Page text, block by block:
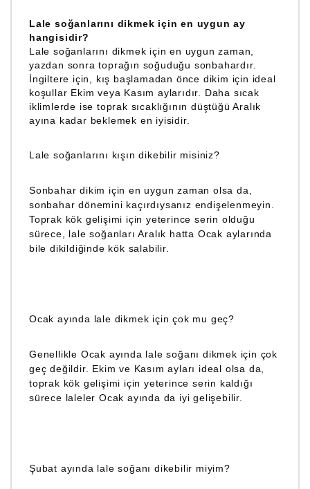
Lale soğanlarını dikmek için en uygun ay
hangisidir?
Lale soğanlarını dikmek için en uygun zaman,
yazdan sonra toprağın soğuduğu sonbahardır.
İngiltere için, kış başlamadan önce dikim için ideal
koşullar Ekim veya Kasım aylarıdır. Daha sıcak
iklimlerde ise toprak sıcaklığının düştüğü Aralık
ayına kadar beklemek en iyisidir.
Lale soğanlarını kışın dikebilir misiniz?
Sonbahar dikim için en uygun zaman olsa da,
sonbahar dönemini kaçırdıysanız endişelenmeyin.
Toprak kök gelişimi için yeterince serin olduğu
sürece, lale soğanları Aralık hatta Ocak aylarında
bile dikildiğinde kök salabilir.
Ocak ayında lale dikmek için çok mu geç?
Genellikle Ocak ayında lale soğanı dikmek için çok
geç değildir. Ekim ve Kasım ayları ideal olsa da,
toprak kök gelişimi için yeterince serin kaldığı
sürece laleler Ocak ayında da iyi gelişebilir.
Şubat ayında lale soğanı dikebilir miyim?